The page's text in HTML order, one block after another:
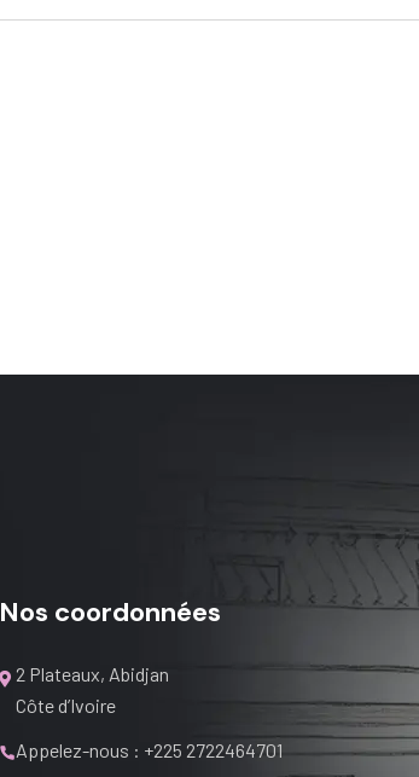
Nos coordonnées
2 Plateaux, Abidjan
Côte d’Ivoire
Appelez-nous : +225 2722464701